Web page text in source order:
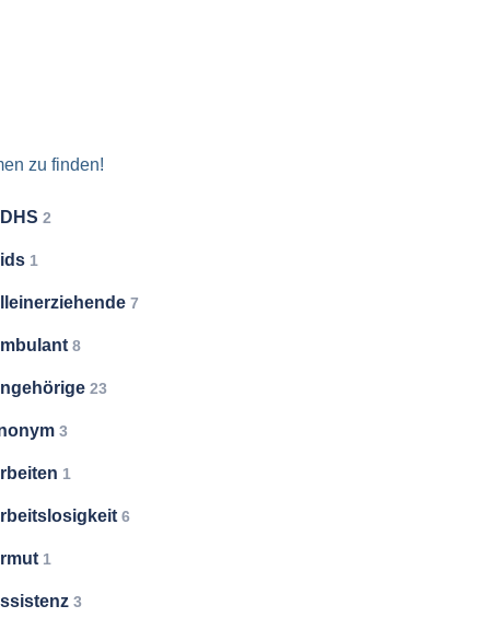
zu finden!
2
1
7
8
23
3
1
6
1
3